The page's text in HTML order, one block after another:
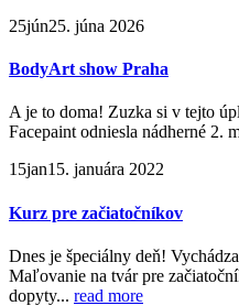
25jún25. júna 2026
BodyArt show Praha
A je to doma! Zuzka si v tejto
Facepaint odniesla nádherné 2.
15jan15. januára 2022
Kurz pre začiatočníkov
Dnes je špeciálny deň!
Maľovanie na tvár pre
dopyty... read more